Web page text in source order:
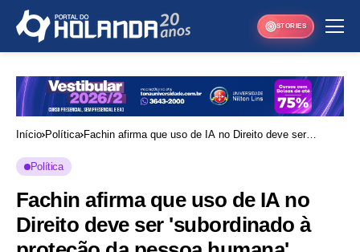
STORIES
Início Política Fachin afirma que uso de IA no Direito deve ser
Política
Fachin afirma que uso de IA no
Direito deve ser 'subordinado à